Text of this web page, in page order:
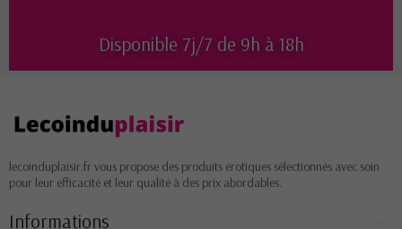
Disponible 7j/7 de 9h à 18h
lecoinduplaisir.fr vous propose des produits érotiques sélectionnés avec soin
pour leur efficacité et leur qualité à des prix abordables.
Informations